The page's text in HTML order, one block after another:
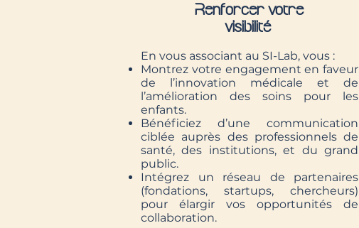
Renforcer votre
visibilité
En vous associant au SI-Lab, vous :
Montrez votre engagement en faveur
de l’innovation médicale et de
l’amélioration des soins pour les
enfants.
Bénéficiez d’une communication
ciblée auprès des professionnels de
santé, des institutions, et du grand
public.
Intégrez un réseau de partenaires
(fondations, startups, chercheurs)
pour élargir vos opportunités de
collaboration.